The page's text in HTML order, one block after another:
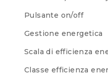
Pulsante on/off
Gestione energetica
Scala di efficienza
Classe efficienza